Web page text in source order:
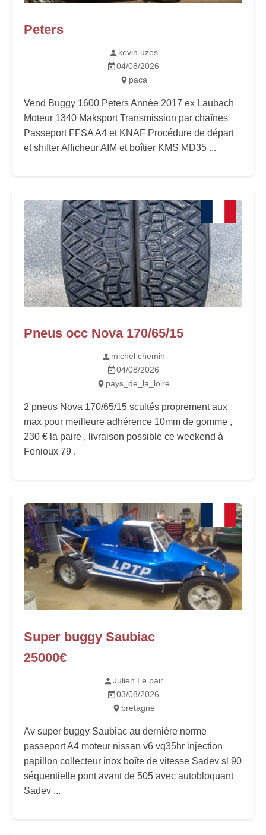
Peters
kevin uzes
04/08/2026
paca
Vend Buggy 1600 Peters Année 2017 ex Laubach
Moteur 1340 Maksport Transmission par chaînes
Passeport FFSA A4 et KNAF Procédure de départ
et shifter Afficheur AIM et boîtier KMS MD35 ...
Pneus occ Nova 170/65/15
michel chemin
04/08/2026
pays_de_la_loire
2 pneus Nova 170/65/15 scultés proprement aux
max pour meilleure adhérence 10mm de gomme ,
230 € la paire , livraison possible ce weekend à
Fenioux 79 .
Super buggy Saubiac
25000€
Julien Le pair
03/08/2026
bretagne
Av super buggy Saubiac au dernière norme
passeport A4 moteur nissan v6 vq35hr injection
papillon collecteur inox boîte de vitesse Sadev sl 90
séquentielle pont avant de 505 avec autobloquant
Sadev ...